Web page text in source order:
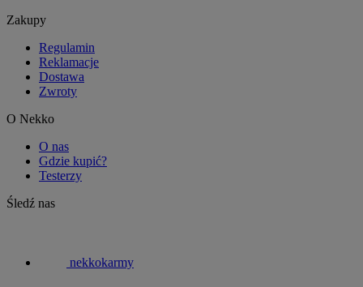
Zakupy
Regulamin
Reklamacje
Dostawa
Zwroty
O Nekko
O nas
Gdzie kupić?
Testerzy
Śledź nas
nekkokarmy